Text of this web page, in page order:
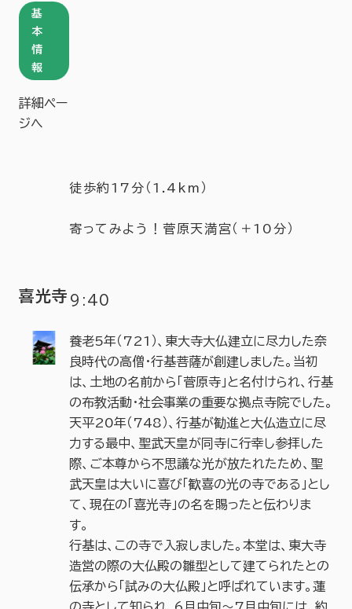
基
本
情
報
詳細ペー
ジへ
徒歩約17分（1.4km）
寄ってみよう！菅原天満宮（＋10分）
喜光寺 9:40
養老5年（721）、東大寺大仏建立に尽力した奈
良時代の高僧・行基菩薩が創建しました。当初
は、土地の名前から「菅原寺」と名付けられ、行基
の布教活動・社会事業の重要な拠点寺院でした。
天平20年（748）、行基が勧進と大仏造立に尽
力する最中、聖武天皇が同寺に行幸し参拝した
際、ご本尊から不思議な光が放たれたため、聖
武天皇は大いに喜び「歓喜の光の寺である」とし
て、現在の「喜光寺」の名を賜ったと伝わりま
す。
行基は、この寺で入寂しました。本堂は、東大寺
造営の際の大仏殿の雛型として建てられたとの
伝承から「試みの大仏殿」と呼ばれています。蓮